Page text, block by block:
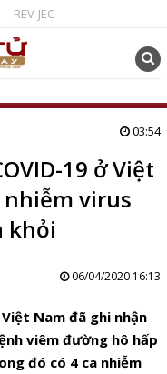
REV-JEC
03:54
19 ở Việt
nhiễm virus
khỏi
06/04/2020 16:13
Nam đã ghi nhận
viêm đường hô hấp
đó có 4 ca nhiễm